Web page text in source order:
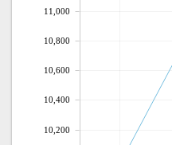
10,200
10,400
10,600
10,800
11,000